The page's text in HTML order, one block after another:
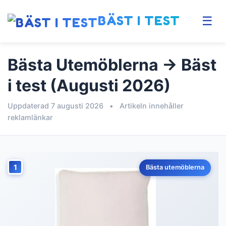
BÄST I TEST ☰
Bästa Utemöblerna → Bäst
i test (Augusti 2026)
Uppdaterad 7 augusti 2026 •
Artikeln innehåller
reklamlänkar
1 Bästa utemöblerna